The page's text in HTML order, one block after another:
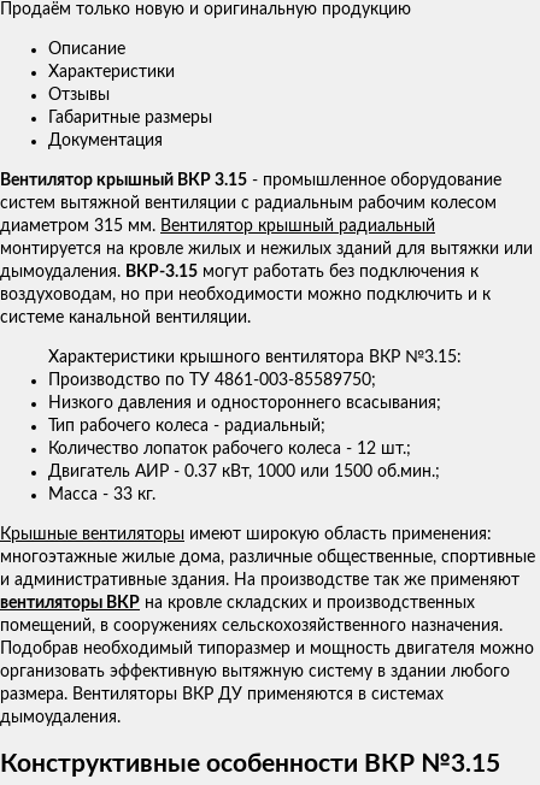
Продаём только новую и оригинальную продукцию
Описание
Характеристики
Отзывы
Габаритные размеры
Документация
Вентилятор крышный ВКР 3.15 - промышленное оборудование
систем вытяжной вентиляции с радиальным рабочим колесом
диаметром 315 мм. Вентилятор крышный радиальный
монтируется на кровле жилых и нежилых зданий для вытяжки или
дымоудаления. ВКР-3.15 могут работать без подключения к
воздуховодам, но при необходимости можно подключить и к
системе канальной вентиляции.
Характеристики крышного вентилятора ВКР №3.15:
Производство по ТУ 4861-003-85589750;
Низкого давления и одностороннего всасывания;
Тип рабочего колеса - радиальный;
Количество лопаток рабочего колеса - 12 шт.;
Двигатель АИР - 0.37 кВт, 1000 или 1500 об.мин.;
Масса - 33 кг.
Крышные вентиляторы имеют широкую область применения:
многоэтажные жилые дома, различные общественные, спортивные
и административные здания. На производстве так же применяют
вентиляторы ВКР на кровле складских и производственных
помещений, в сооружениях сельскохозяйственного назначения.
Подобрав необходимый типоразмер и мощность двигателя можно
организовать эффективную вытяжную систему в здании любого
размера. Вентиляторы ВКР ДУ применяются в системах
дымоудаления.
Конструктивные особенности ВКР №3.15